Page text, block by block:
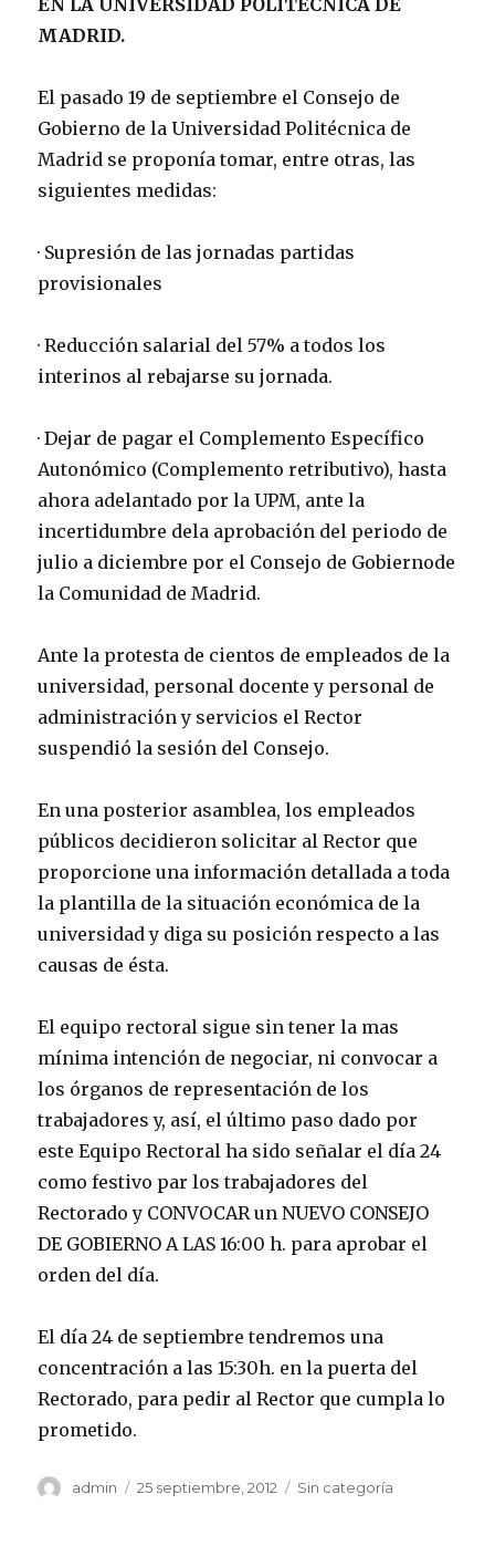
EN LA UNIVERSIDAD POLITÉCNICA DE
MADRID.
El pasado 19 de septiembre el Consejo de
Gobierno de la Universidad Politécnica de
Madrid se proponía tomar, entre otras, las
siguientes medidas:
· Supresión de las jornadas partidas
provisionales
· Reducción salarial del 57% a todos los
interinos al rebajarse su jornada.
· Dejar de pagar el Complemento Específico
Autonómico (Complemento retributivo), hasta
ahora adelantado por la UPM, ante la
incertidumbre dela aprobación del periodo de
julio a diciembre por el Consejo de Gobiernode
la Comunidad de Madrid.
Ante la protesta de cientos de empleados de la
universidad, personal docente y personal de
administración y servicios el Rector
suspendió la sesión del Consejo.
En una posterior asamblea, los empleados
públicos decidieron solicitar al Rector que
proporcione una información detallada a toda
la plantilla de la situación económica de la
universidad y diga su posición respecto a las
causas de ésta.
El equipo rectoral sigue sin tener la mas
mínima intención de negociar, ni convocar a
los órganos de representación de los
trabajadores y, así, el último paso dado por
este Equipo Rectoral ha sido señalar el día 24
como festivo par los trabajadores del
Rectorado y CONVOCAR un NUEVO CONSEJO
DE GOBIERNO A LAS 16:00 h. para aprobar el
orden del día.
El día 24 de septiembre tendremos una
concentración a las 15:30h. en la puerta del
Rectorado, para pedir al Rector que cumpla lo
prometido.
Autor
admin
Publicado
25 septiembre, 2012 Categorías
Sin categoría